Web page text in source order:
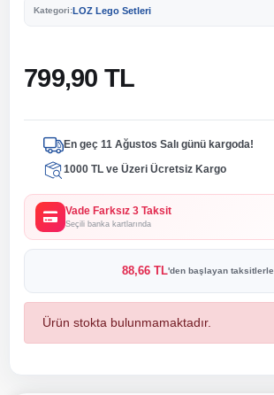
Kategori:LOZ Lego Setleri
799,90 TL
En geç 11 Ağustos Salı günü kargoda!
1000 TL ve Üzeri Ücretsiz Kargo
Vade Farksız 3 Taksit
Seçili banka kartlarında
88,66 TL'den başlayan taksitlerle
Ürün stokta bulunmamaktadır.